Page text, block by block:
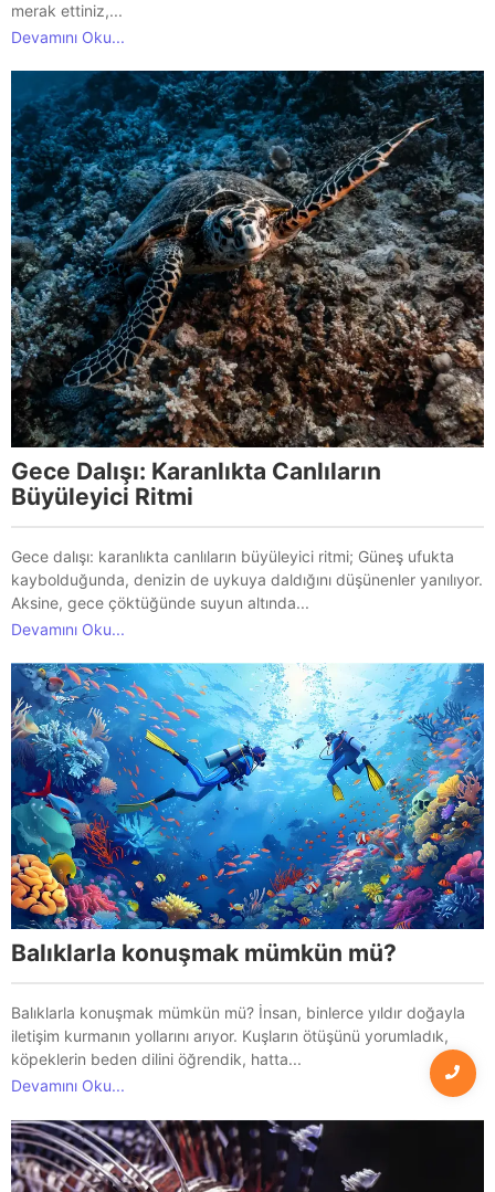
merak ettiniz,...
Devamını Oku...
Gece Dalışı: Karanlıkta Canlıların
Büyüleyici Ritmi
Gece dalışı: karanlıkta canlıların büyüleyici ritmi; Güneş ufukta
kaybolduğunda, denizin de uykuya daldığını düşünenler yanılıyor.
Aksine, gece çöktüğünde suyun altında...
Devamını Oku...
Balıklarla konuşmak mümkün mü?
Balıklarla konuşmak mümkün mü? İnsan, binlerce yıldır doğayla
iletişim kurmanın yollarını arıyor. Kuşların ötüşünü yorumladık,
köpeklerin beden dilini öğrendik, hatta...
Devamını Oku...